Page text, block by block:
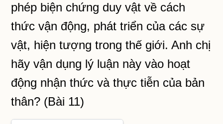
phép biện chứng duy vật về cách
thức vận động, phát triển của các sự
vật, hiện tượng trong thế giới. Anh chị
hãy vận dụng lý luận này vào hoạt
động nhận thức và thực tiễn của bản
thân? (Bài 11)